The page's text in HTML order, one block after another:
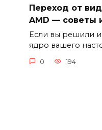
Переход от
AMD — советы
Если вы решили
ядро вашего
0 194